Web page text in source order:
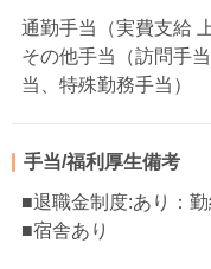
通勤手当（実費支給
その他手当（訪問手
当、特殊勤務手当）
手当/福利厚生備考
■退職金制度:あり：
■宿舎あり